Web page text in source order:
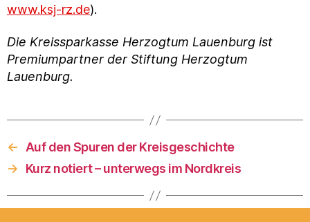
www.ksj-rz.de).
Die Kreissparkasse Herzogtum Lauenburg ist
Premiumpartner der Stiftung Herzogtum
Lauenburg.
←
Auf den Spuren der Kreisgeschichte
→
Kurz notiert – unterwegs im Nordkreis